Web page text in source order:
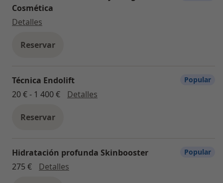
Cosmética
Detalles
Reservar
Técnica Endolift
20 € - 1 400 €
Detalles
Reservar
Popular
Hidratación profunda Skinbooster
275 €
Detalles
Popular